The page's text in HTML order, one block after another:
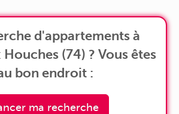
d'appartements à
(74) ? Vous êtes
bon endroit :
ma recherche